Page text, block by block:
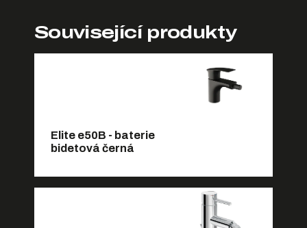
Související produkty
Elite e50B - baterie
bidetová černá